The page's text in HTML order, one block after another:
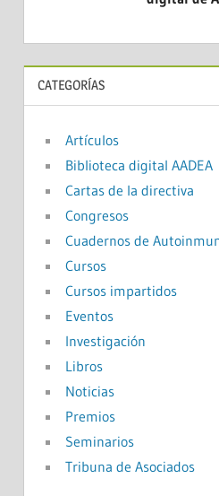
CATEGORÍAS
Artículos
Biblioteca digital AADEA
Cartas de la directiva
Congresos
Cuadernos de
Cursos
Cursos impartidos
Eventos
Investigación
Libros
Noticias
Premios
Seminarios
Tribuna de Asociados